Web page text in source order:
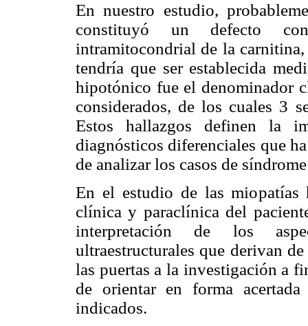
En nuestro estudio,
constituyó un defecto
intramitocondrial de la
tendría que ser establecida
hipotónico fue el denominador
considerados, de los cuales 3
Estos hallazgos definen la
diagnósticos diferenciales que
de analizar los casos de
En el estudio de las miopatías
clínica y paraclínica del
interpretación de los
ultraestructurales que derivan
las puertas a la investigación a
de orientar en forma
indicados.